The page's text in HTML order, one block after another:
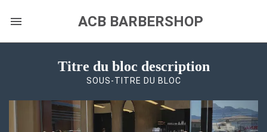
ACB BARBERSHOP
Titre du bloc description
SOUS-TITRE DU BLOC